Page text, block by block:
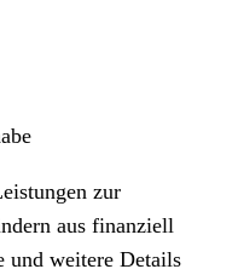
zur
aus finanziell
und weitere Details